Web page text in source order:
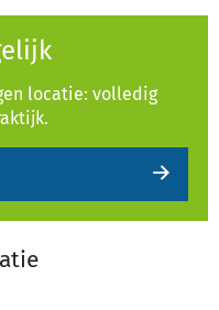
locatie: volledig